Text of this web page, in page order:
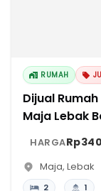
RUMAH
Dijual
Maja Lebak
HARGA
Maja, Lebak
2 1